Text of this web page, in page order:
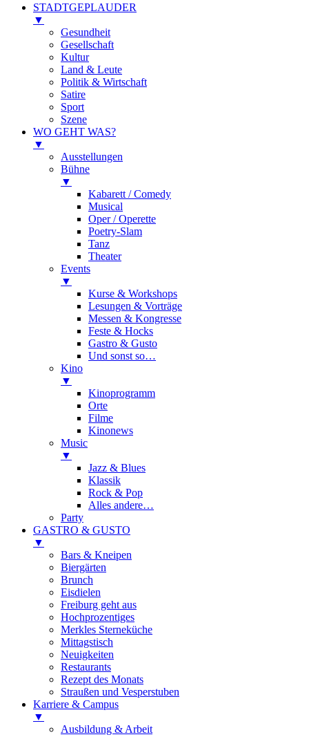
STADTGEPLAUDER
▼
Gesundheit
Gesellschaft
Kultur
Land & Leute
Politik & Wirtschaft
Satire
Sport
Szene
WO GEHT WAS?
▼
Ausstellungen
Bühne
▼
Kabarett / Comedy
Musical
Oper / Operette
Poetry-Slam
Tanz
Theater
Events
▼
Kurse & Workshops
Lesungen & Vorträge
Messen & Kongresse
Feste & Hocks
Gastro & Gusto
Und sonst so…
Kino
▼
Kinoprogramm
Orte
Filme
Kinonews
Music
▼
Jazz & Blues
Klassik
Rock & Pop
Alles andere…
Party
GASTRO & GUSTO
▼
Bars & Kneipen
Biergärten
Brunch
Eisdielen
Freiburg geht aus
Hochprozentiges
Merkles Sterneküche
Mittagstisch
Neuigkeiten
Restaurants
Rezept des Monats
Straußen und Vesperstuben
Karriere & Campus
▼
Ausbildung & Arbeit